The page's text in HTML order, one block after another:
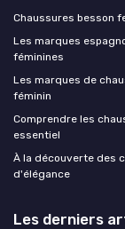
Chaussures besson
Les marques
féminines
Les marques de
féminin
Comprendre les
essentiel
À la découverte des
d'élégance
Les derniers